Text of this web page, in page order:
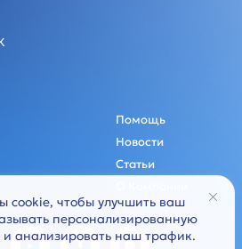
cookie, чтобы улучшить ваш
персонализированную
и анализировать наш трафик.
Помощь
Новости
Статьи